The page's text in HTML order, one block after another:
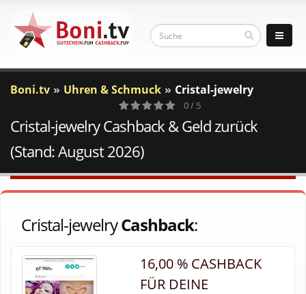
Boni.tv Uhren & Schmuck Cristal-jewelry
0
Votes
0 / 5
Cristal-jewelry Cashback & Geld zurück
(Stand: August 2026)
Cristal-jewelryCashback:
16,00 % CASHBACK
FÜR DEINE